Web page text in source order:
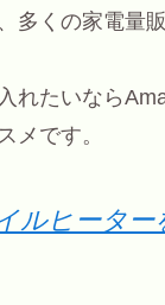
多くの家電量
れたいなら
メです。
ルヒーター